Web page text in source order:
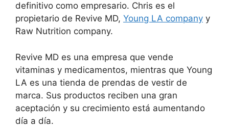
definitivo como empresario. Chris es el
propietario de Revive MD, Young LA company y
Raw Nutrition company.
Revive MD es una empresa que vende
vitaminas y medicamentos, mientras que Young
LA es una tienda de prendas de vestir de
marca. Sus productos reciben una gran
aceptación y su crecimiento está aumentando
día a día.